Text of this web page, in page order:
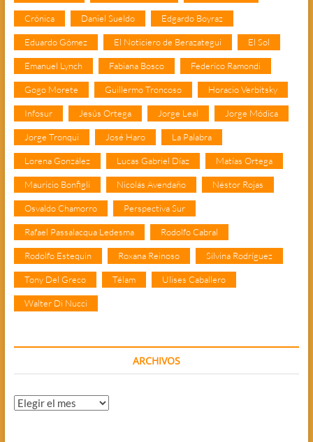
Crónica Daniel Sueldo Edgardo Boyraz
Eduardo Gómez El Noticiero de Berazategui El Sol
Emanuel Lynch Fabiana Bosco Federico Ramondi
Gogo Morete Guillermo Troncoso Horacio Verbitsky
Infosur Jesús Ortega Jorge Leal Jorge Módica
Jorge Tronqui José Haro La Palabra
Lorena González Lucas Gabriel Díaz Matías Ortega
Mauricio Bonfigli Nicolás Avendaño Néstor Rojas
Osvaldo Chamorro Perspectiva Sur
Rafael Passalacqua Ledesma Rodolfo Cabral
Rodolfo Estequin Roxana Reinoso Silvina Rodríguez
Tony Del Greco Télam Ulises Caballero
Walter Di Nucci
ARCHIVOS
Archivos